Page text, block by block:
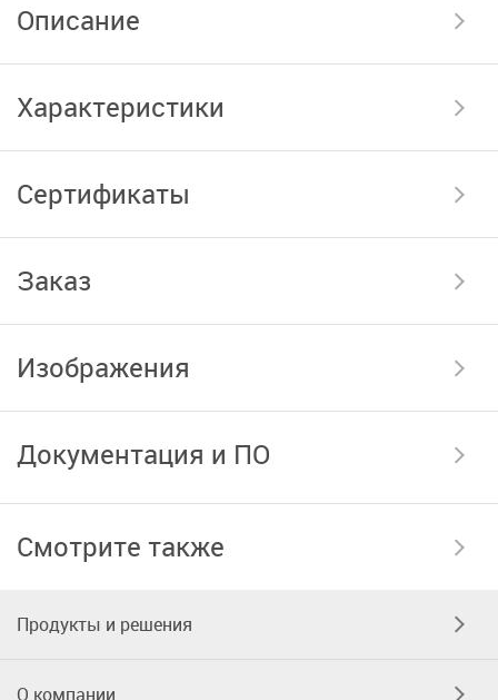
Описание
Характеристики
Сертификаты
Заказ
Изображения
Документация и ПО
Смотрите также
Продукты и решения
О компании